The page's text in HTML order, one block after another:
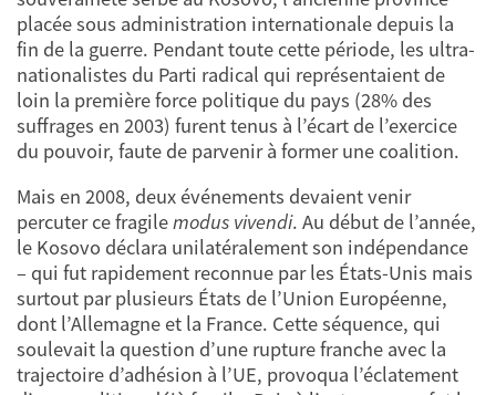
placée sous administration internationale depuis la
fin de la guerre. Pendant toute cette période, les ultra-
nationalistes du Parti radical qui représentaient de
loin la première force politique du pays (28% des
suffrages en 2003) furent tenus à l’écart de l’exercice
du pouvoir, faute de parvenir à former une coalition.
Mais en 2008, deux événements devaient venir
percuter ce fragilemodus vivendi. Au début de l’année,
le Kosovo déclara unilatéralement son indépendance
– qui fut rapidement reconnue par les États-Unis mais
surtout par plusieurs États de l’Union Européenne,
dont l’Allemagne et la France. Cette séquence, qui
soulevait la question d’une rupture franche avec la
trajectoire d’adhésion à l’UE, provoqua l’éclatement